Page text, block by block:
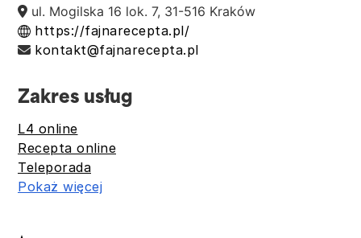
ul. Mogilska 16 lok. 7, 31-516 Kraków
https://fajnarecepta.pl/
kontakt@fajnarecepta.pl
Zakres usług
L4 online
Recepta online
Teleporada
Pokaż więcej